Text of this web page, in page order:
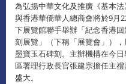
為弘揚中華文化及推廣《基本
與香港華僑華人總商會將於9月
下展覽館聯手舉辦「紀念香港
刻展覽」（下稱「展覽會」）
墨寶玉石碑刻。主辦機構在今
區署理行政長官張建宗擔任主
盛大。